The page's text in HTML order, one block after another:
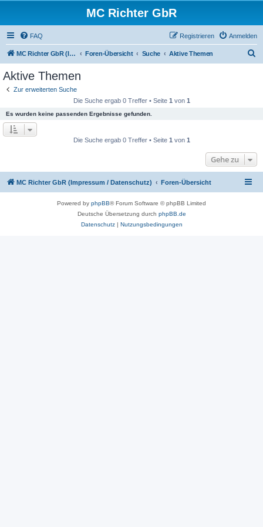
MC Richter GbR
FAQ Anmelden
Registrieren
MC Richter GbR (Impressum / Datenschutz) Foren-Übersicht Suche Aktive Themen
Aktive Themen
Zur erweiterten Suche
Die Suche ergab 0 Treffer • Seite 1 von 1
Es wurden keine passenden Ergebnisse gefunden.
Die Suche ergab 0 Treffer • Seite 1 von 1
Gehe zu
MC Richter GbR (Impressum / Datenschutz) Foren-Übersicht
Powered by phpBB® Forum Software © phpBB Limited
Deutsche Übersetzung durch phpBB.de
Datenschutz| Nutzungsbedingungen